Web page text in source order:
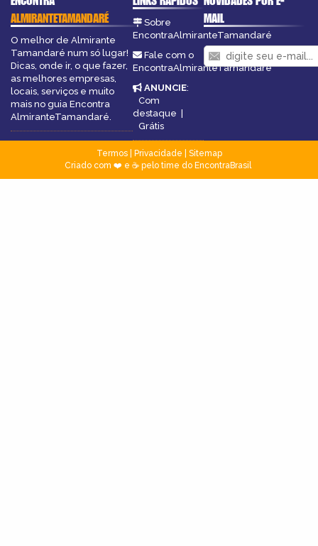
ALMIRANTETAMANDARÉ
O melhor de Almirante
Tamandaré num só lugar!
Dicas, onde ir, o que fazer,
as melhores empresas,
locais, serviços e muito
mais no guia Encontra
AlmiranteTamandaré.
Sobre
EncontraAlmiranteTamandaré
Fale com o
EncontraAlmiranteTamandaré
ANUNCIE:
Com
destaque
Grátis
MAIL
Termos| Privacidade
Sitemap
Criado com ❤️ e ☕ pelo time do EncontraBrasil